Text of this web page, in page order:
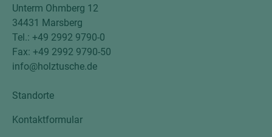
Unterm Ohmberg 12
34431 Marsberg
Tel.: +49 2992 9790-0
Fax: +49 2992 9790-50
info@holztusche.de
Standorte
Kontaktformular